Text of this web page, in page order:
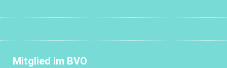
Mitglied im BVO